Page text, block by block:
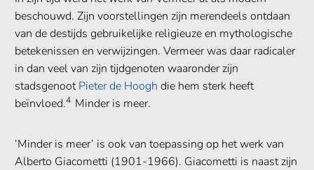
beschouwd. Zijn voorstellingen zijn merendeels ontdaan
van de destijds gebruikelijke religieuze en mythologische
betekenissen en verwijzingen. Vermeer was daar radicaler
in dan veel van zijn tijdgenoten waaronder zijn
stadsgenoot Pieter de Hoogh die hem sterk heeft
beïnvloed.4 Minder is meer.
‘Minder is meer’ is ook van toepassing op het werk van
Alberto Giacometti (1901-1966). Giacometti is naast zijn